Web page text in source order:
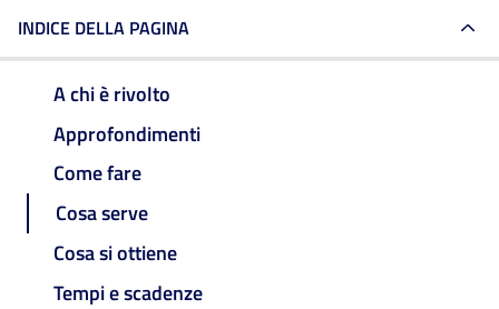
INDICE DELLA PAGINA
A chi è rivolto
Approfondimenti
Come fare
Cosa serve
Cosa si ottiene
Tempi e scadenze